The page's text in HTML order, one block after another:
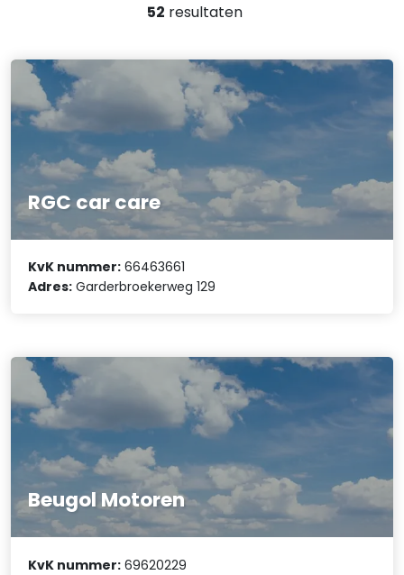
52 resultaten
RGC car care
KvK nummer: 66463661
Adres: Garderbroekerweg 129
Beugol Motoren
KvK nummer: 69620229